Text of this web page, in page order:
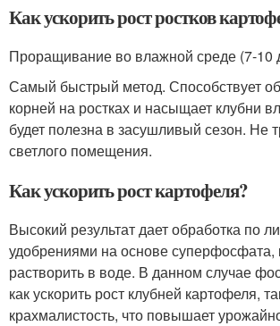
Как ускорить рост ростков
Проращивание во влажной среде (7-10
Самый быстрый метод. Способствует
корней на ростках и насыщает клубни
будет полезна в засушливый сезон. Не
светлого помещения.
Как ускорить рост картофеля?
Высокий результат дает обработка по
удобрениями на основе суперфосфата,
растворить в воде. В данном случае
как ускорить рост клубней картофеля,
крахмалистость, что повышает